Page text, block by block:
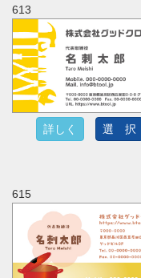
613
詳しく 選 択
615